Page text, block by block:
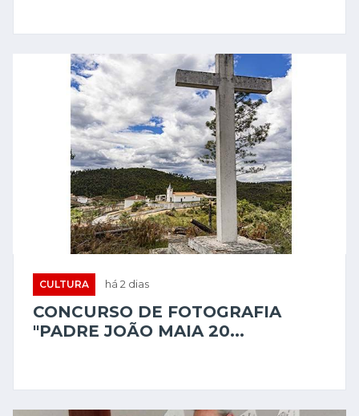
CULTURA há 2 dias
CONCURSO DE FOTOGRAFIA
"PADRE JOÃO MAIA 20...